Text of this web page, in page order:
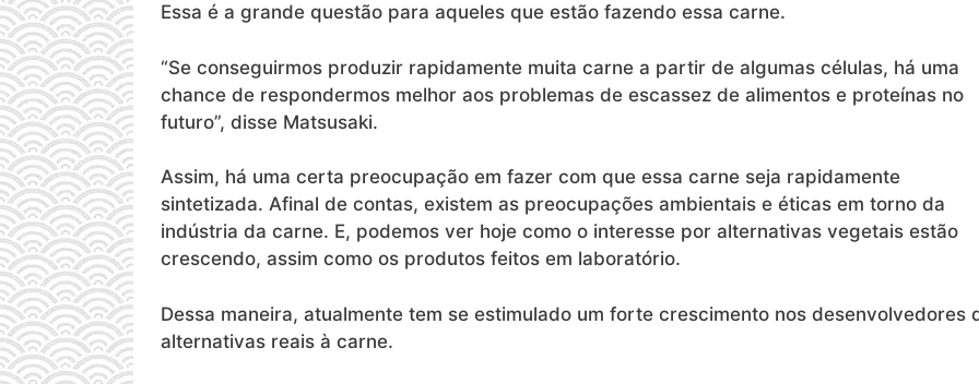
Essa é a grande questão para aqueles que estão fazendo essa carne.
“Se conseguirmos produzir rapidamente muita carne a partir de algumas células, há uma
chance de respondermos melhor aos problemas de escassez de alimentos e proteínas no
futuro”, disse Matsusaki.
Assim, há uma certa preocupação em fazer com que essa carne seja rapidamente
sintetizada. Afinal de contas, existem as preocupações ambientais e éticas em torno da
indústria da carne. E, podemos ver hoje como o interesse por alternativas vegetais estão
crescendo, assim como os produtos feitos em laboratório.
Dessa maneira, atualmente tem se estimulado um forte crescimento nos desenvolvedores
alternativas reais à carne.